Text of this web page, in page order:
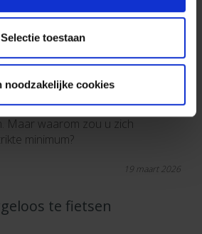
Selectie toestaan
noodzakelijke cookies
om elke rit een plezier te
om goed uitgerust te zijn. In België
verplicht, zoals fietslichten,
Maar waarom zou u zich
minimum?
19 maart 2026
te fietsen